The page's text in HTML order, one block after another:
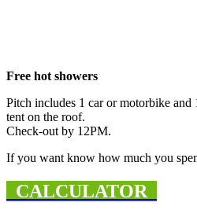
Free hot showers
Pitch includes 1 car or motorbike and
tent on the roof.
Check-out by 12PM.
If you want know how much you
CALCULATOR